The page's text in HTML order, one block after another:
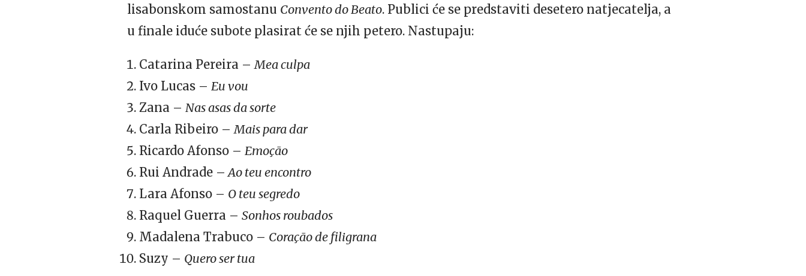
lisabonskom samostanu Convento do Beato. Publici će se predstaviti desetero natjecatelja, a
u finale iduće subote plasirat će se njih petero. Nastupaju:
Catarina Pereira –Mea culpa
Ivo Lucas – Eu vou
Zana – Nas asas da sorte
Carla Ribeiro –Mais para dar
Ricardo Afonso – Emoção
Rui Andrade –Ao teu encontro
Lara Afonso – O teu segredo
Raquel Guerra – Sonhos roubados
Madalena Trabuco – Coração de filigrana
Suzy – Quero ser tua